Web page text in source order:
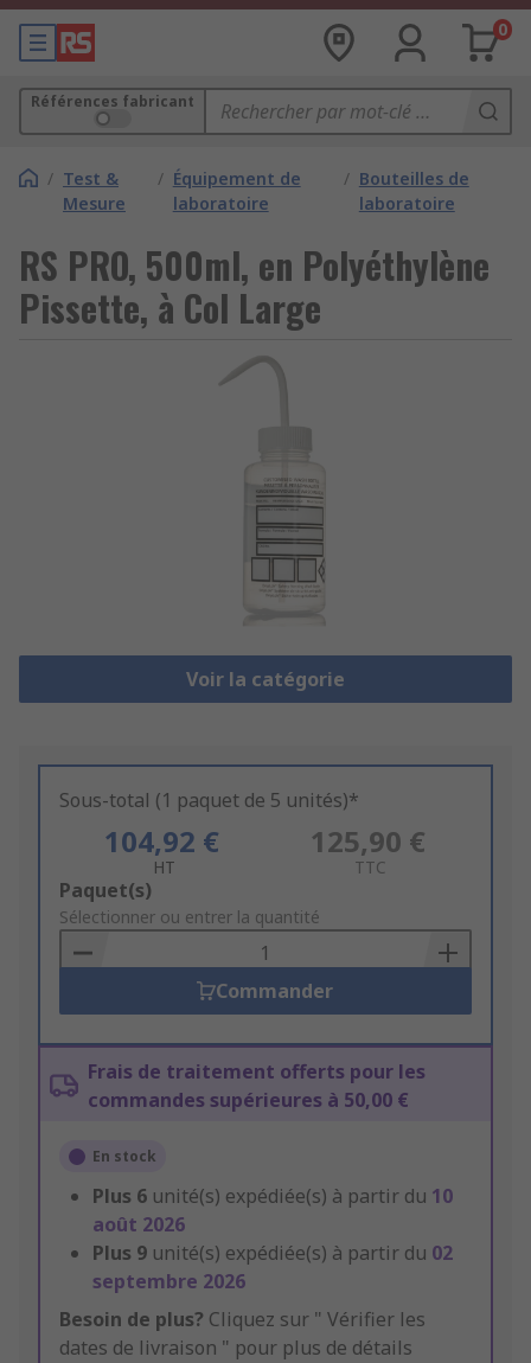
0
Références fabricant
/ Test &
Mesure
/ Équipement de
laboratoire
/ Bouteilles de
laboratoire
RS PRO, 500ml, en Polyéthylène
Pissette, à Col Large
Voir la catégorie
Sous-total (1 paquet de 5 unités)*
104,92 €
HT
125,90 €
TTC
Add
to
Basket
Paquet(s)
Sélectionner ou entrer la quantité
Commander
Frais de traitement offerts pour les
commandes supérieures à 50,00 €
En stock
Plus 6 unité(s) expédiée(s) à partir du 10
août 2026
Plus 9 unité(s) expédiée(s) à partir du 02
septembre 2026
Besoin de plus? Cliquez sur " Vérifier les
dates de livraison " pour plus de détails